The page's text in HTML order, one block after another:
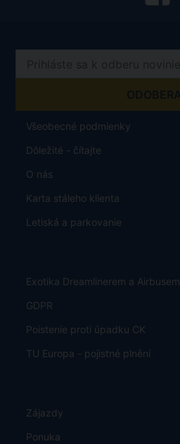
Všeobecné podmienky
Dôležité - čítajte
O nás
Karta stáleho klienta
Letiská a parkovanie
Exotika Dreamlinerem a Airbusem
GDPR
Poistenie proti úpadku CK
TU Europa - pojistné plnění
Zájazdy
Ponuka